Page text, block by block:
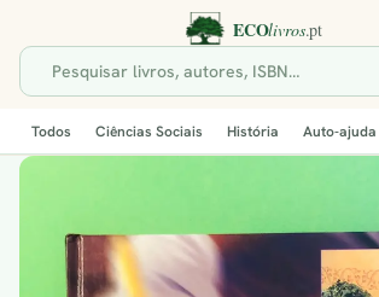
Todos Ciências Sociais História Auto-ajuda